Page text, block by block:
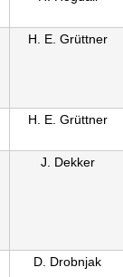
H. E. Grüttner
H. E. Grüttner
J. Dekker
D. Drobnjak